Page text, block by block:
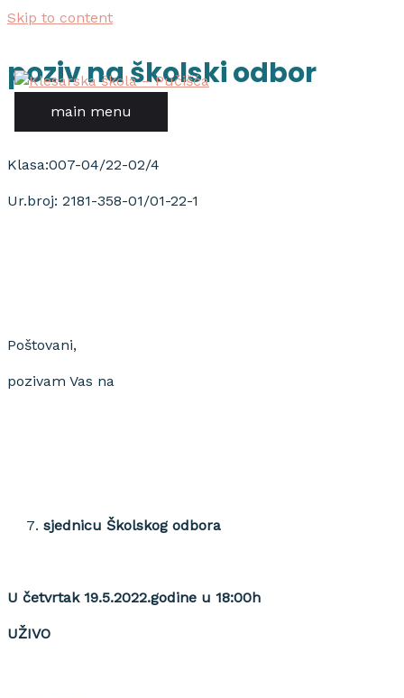
Skip to content
main menu
poziv na školski odbor
Klasa:007-04/22-02/4
Ur.broj: 2181-358-01/01-22-1
Poštovani,
pozivam Vas na
sjednicu Školskog odbora
U četvrtak 19.5.2022.godine u 18:00h
UŽIVO